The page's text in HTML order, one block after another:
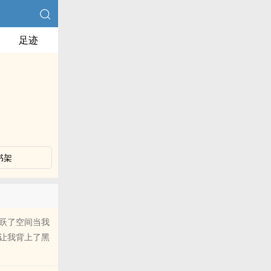
足迹
架
了空间当我
我背上了黑